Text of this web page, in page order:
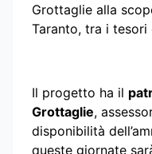
Grottaglie alla
Taranto, tra i tesori
Il progetto ha il
Grottaglie,
disponibilità
queste giornate